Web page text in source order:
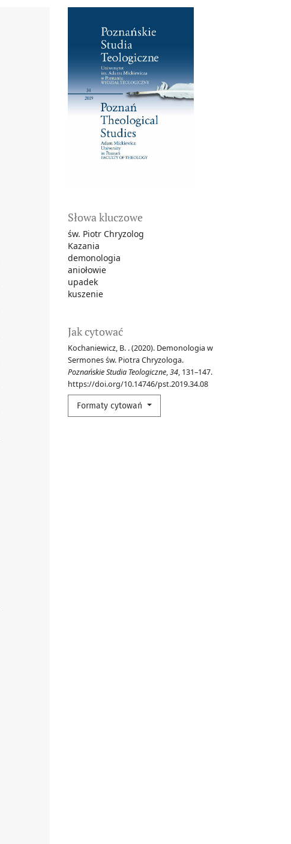
Słowa kluczowe
św. Piotr Chryzolog
Kazania
demonologia
aniołowie
upadek
kuszenie
Jak cytować
Kochaniewicz, B. . (2020). Demonologia w
Sermones św. Piotra Chryzologa.
Poznańskie Studia Teologiczne,34, 131–147.
https://doi.org/10.14746/pst.2019.34.08
Formaty cytowań